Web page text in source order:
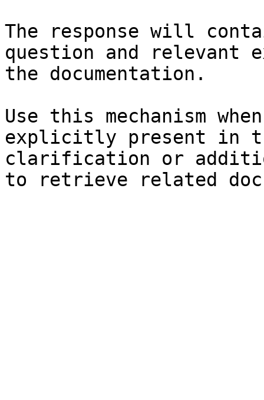
The response will
question and relevant
the documentation.
Use this mechanism
explicitly present in
clarification or